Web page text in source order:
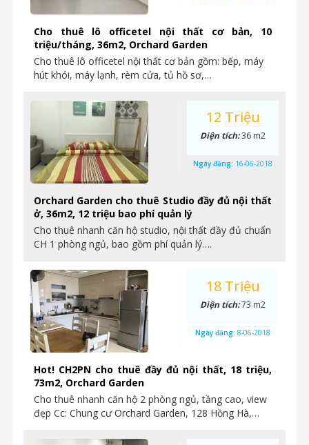
Cho thuê lô officetel nội thất cơ bản, 10
triệu/tháng, 36m2, Orchard Garden
Cho thuê lô officetel nội thất cơ bản gồm: bếp, máy
hút khói, máy lạnh, rèm cửa, tủ hồ sơ,…
Orchard Garden cho thuê Studio đầy đủ nội thất
ở, 36m2, 12 triệu bao phí quản lý
Cho thuê nhanh căn hộ studio, nội thất đầy đủ chuẩn
CH 1 phòng ngủ, bao gồm phí quản lý….
12 Triệu
Diện tích:36 m2
Ngày đăng: 16-06-2018
Hot! CH2PN cho thuê đầy đủ nội thất, 18 triệu,
73m2, Orchard Garden
Cho thuê nhanh căn hộ 2 phòng ngủ, tầng cao, view
đẹp Cc: Chung cư Orchard Garden, 128 Hồng Hà,…
18 Triệu
Diện tích:73 m2
Ngày đăng: 8-06-2018